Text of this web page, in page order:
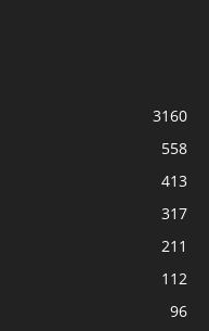
3160
558
413
317
211
112
96